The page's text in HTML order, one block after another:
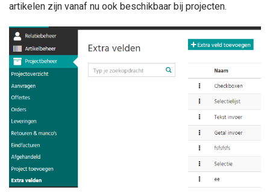
artikelen zijn vanaf nu ook beschikbaar bij projecten.